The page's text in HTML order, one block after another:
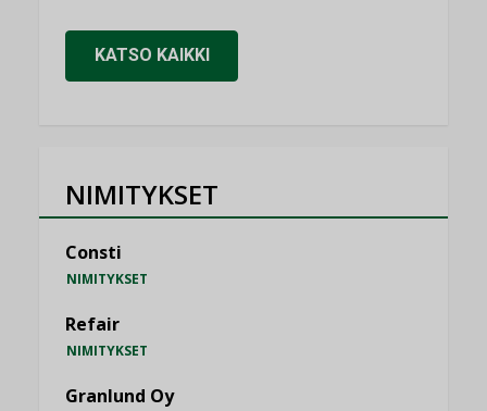
KATSO KAIKKI
NIMITYKSET
Consti
NIMITYKSET
Refair
NIMITYKSET
Granlund Oy